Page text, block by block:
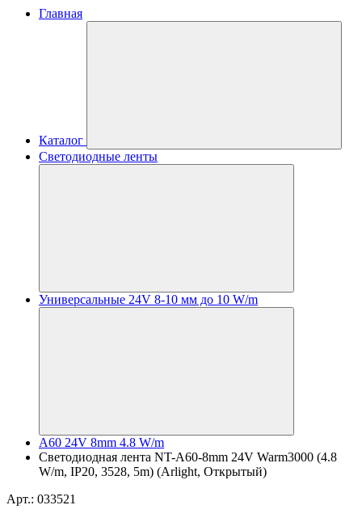
Главная
Каталог
Светодиодные ленты
Универсальные 24V 8-10 мм до 10 W/m
A60 24V 8mm 4.8 W/m
Светодиодная лента NT-A60-8mm 24V Warm3000 (4.8
W/m, IP20, 3528, 5m) (Arlight, Открытый)
Арт.: 033521